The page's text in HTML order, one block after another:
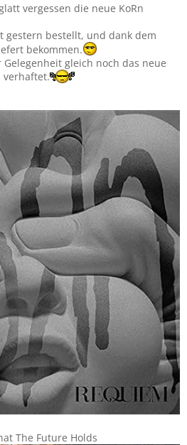
vergessen die neue KoRn
gestern bestellt, und dank dem
bekommen.
gleich noch das neue
verhaftet.
The Future Holds